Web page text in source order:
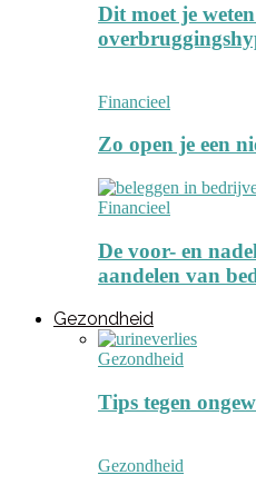
Dit moet je
Financieel
Zo open je een
Financieel
De voor- en
aandelen van
Gezondheid
Gezondheid
Tips tegen
Gezondheid